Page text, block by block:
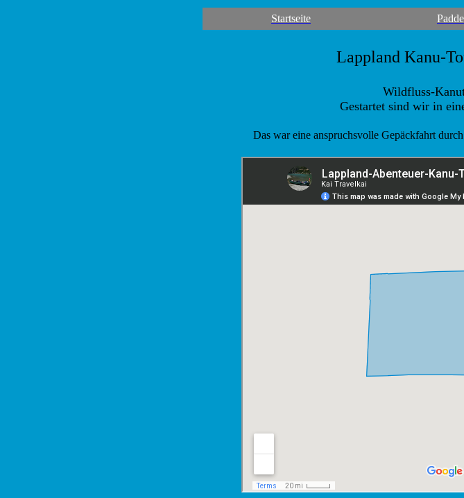
Startseite
Lappland Kanu-
Wildfluss-
Gestartet sind wir in
Das war eine anspruchsvolle Gepäckfahrt